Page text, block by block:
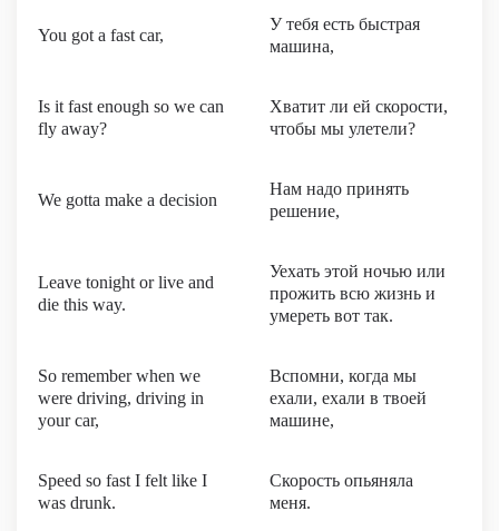
You got a fast car,
У тебя есть быстрая
машина,
Is it fast enough so we can
fly away?
Хватит ли ей скорости,
чтобы мы улетели?
We gotta make a decision
Нам надо принять
решение,
Leave tonight or live and
die this way.
Уехать этой ночью или
прожить всю жизнь и
умереть вот так.
So remember when we
were driving, driving in
your car,
Вспомни, когда мы
ехали, ехали в твоей
машине,
Speed so fast I felt like I
was drunk.
Скорость опьяняла
меня.